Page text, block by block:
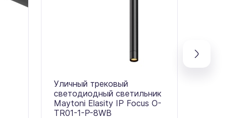
Уличный трековый
светодиодный светильник
Maytoni Elasity IP Focus O-
TR01-1-P-8WB